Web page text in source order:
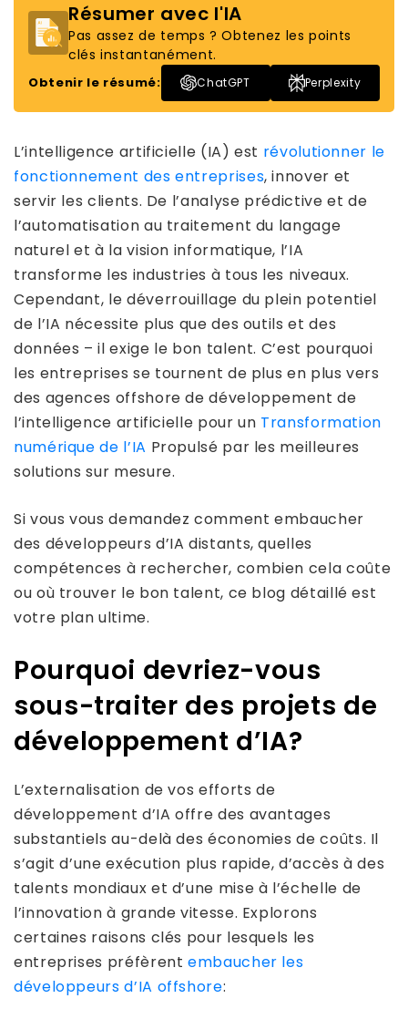
Résumer avec l'IA
Pas assez de temps ? Obtenez les points
clés instantanément.
Obtenir le résumé: ChatGPT Perplexity
L’intelligence artificielle (IA) est révolutionner le
fonctionnement des entreprises, innover et
servir les clients. De l’analyse prédictive et de
l’automatisation au traitement du langage
naturel et à la vision informatique, l’IA
transforme les industries à tous les niveaux.
Cependant, le déverrouillage du plein potentiel
de l’IA nécessite plus que des outils et des
données – il exige le bon talent. C’est pourquoi
les entreprises se tournent de plus en plus vers
des agences offshore de développement de
l’intelligence artificielle pour un Transformation
numérique de l’IA Propulsé par les meilleures
solutions sur mesure.
Si vous vous demandez comment embaucher
des développeurs d’IA distants, quelles
compétences à rechercher, combien cela coûte
ou où trouver le bon talent, ce blog détaillé est
votre plan ultime.
Pourquoi devriez-vous
sous-traiter des projets de
développement d’IA?
L’externalisation de vos efforts de
développement d’IA offre des avantages
substantiels au-delà des économies de coûts. Il
s’agit d’une exécution plus rapide, d’accès à des
talents mondiaux et d’une mise à l’échelle de
l’innovation à grande vitesse. Explorons
certaines raisons clés pour lesquels les
entreprises préfèrentembaucher les
développeurs d’IA offshore: